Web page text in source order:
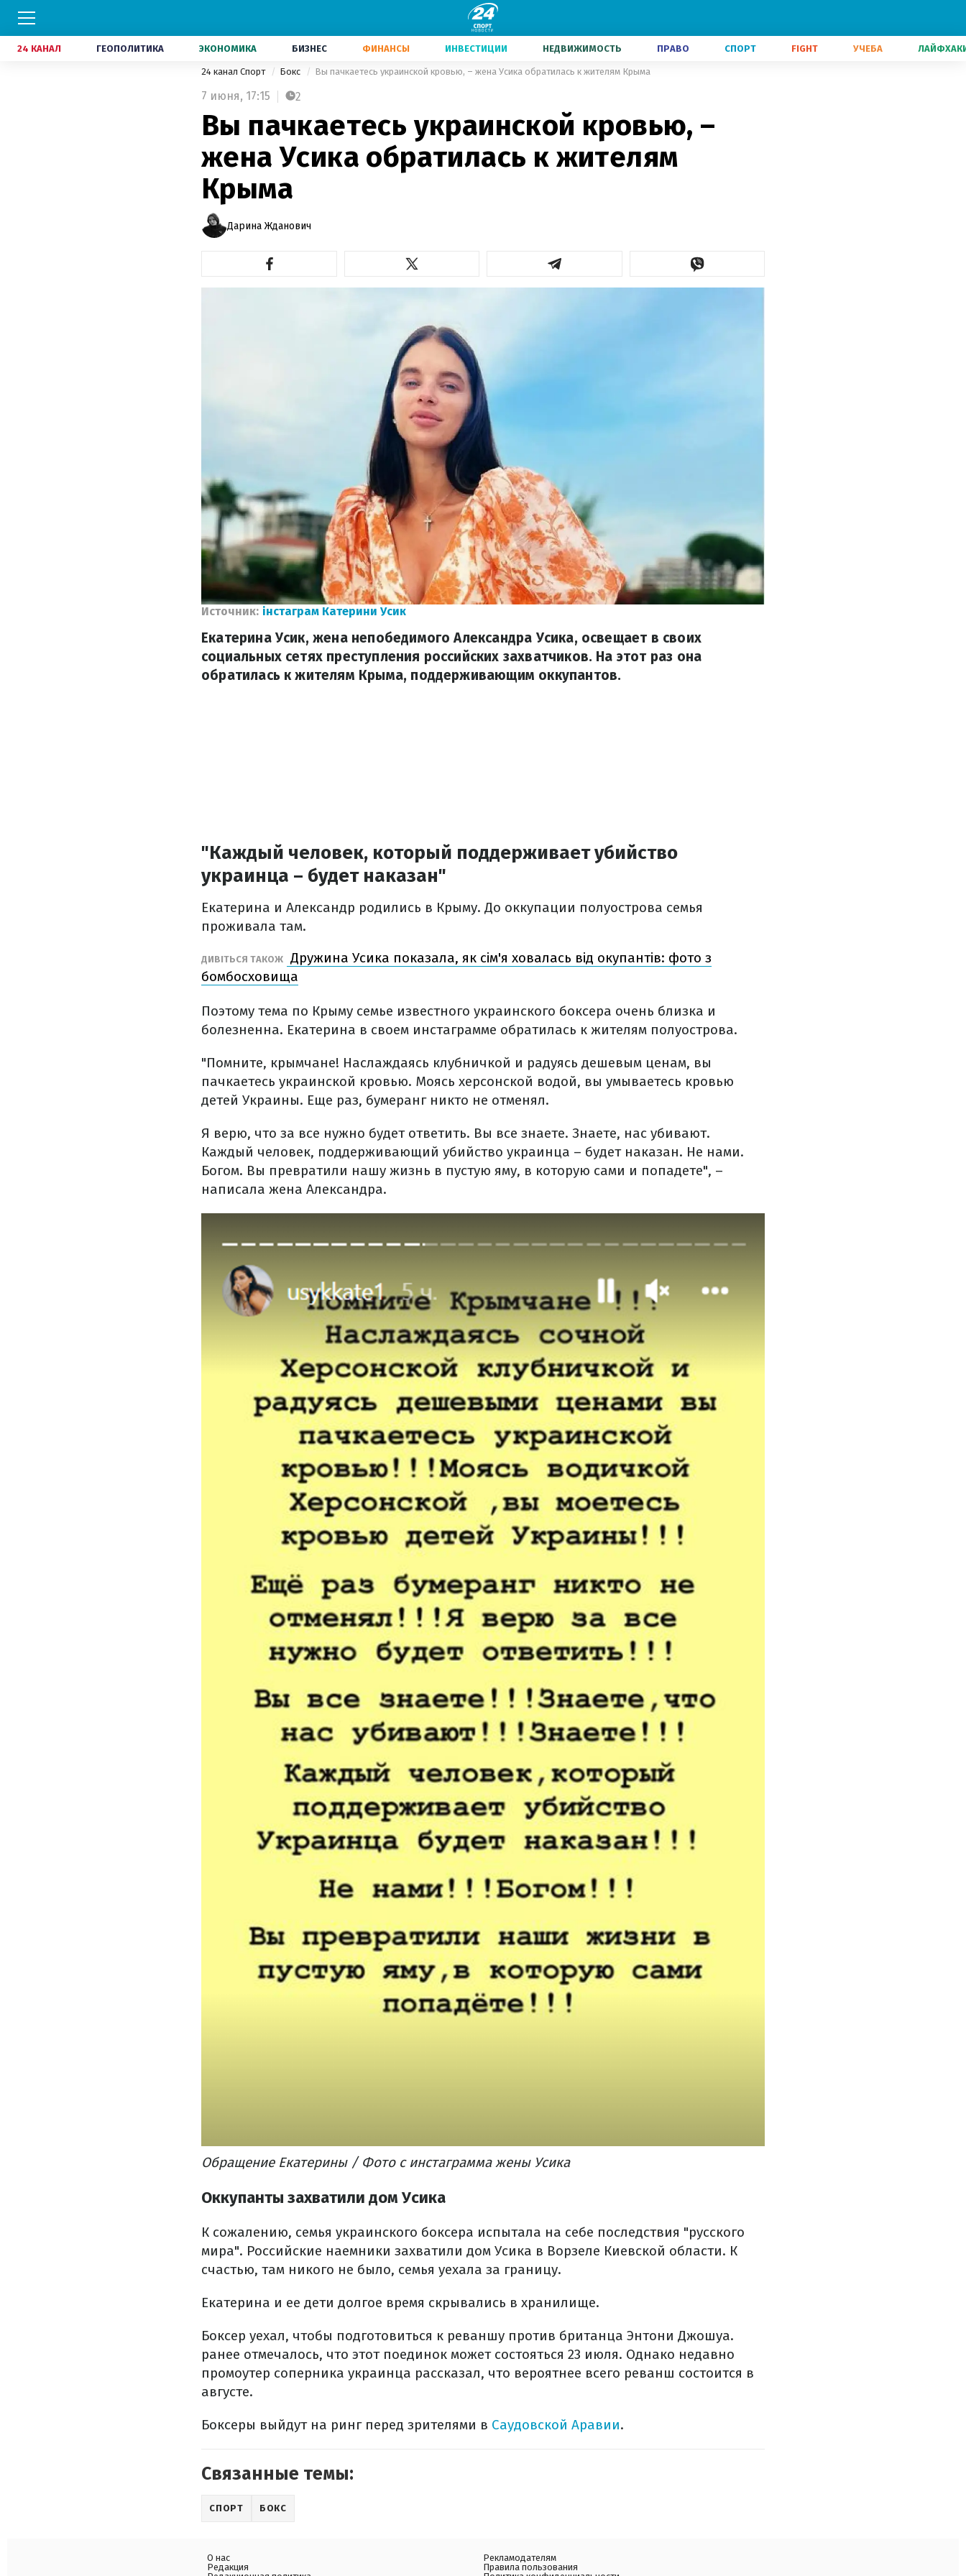
24 КАНАЛ ГЕОПОЛИТИКА ЭКОНОМИКА БИЗНЕС ФИНАНСЫ ИНВЕСТИЦИИ НЕДВИЖИМОСТЬ ПРАВО СПОРТ FIGHT УЧЕБА
24 канал Спорт Бокс Вы пачкаетесь украинской кровью, – жена Усика обратилась к жителям Крыма
7 июня, 17:15 2
Вы пачкаетесь украинской кровью, –
жена Усика обратилась к жителям
Крыма
Дарина Жданович
Источник: інстаграм Катерини Усик
Екатерина Усик, жена непобедимого Александра Усика, освещает в своих
социальных сетях преступления российских захватчиков. На этот раз она
обратилась к жителям Крыма, поддерживающим оккупантов.
"Каждый человек, который поддерживает убийство
украинца – будет наказан"
Екатерина и Александр родились в Крыму. До оккупации полуострова семья
проживала там.
ДИВІТЬСЯ ТАКОЖ
Дружина Усика показала, як сім'я ховалась від окупантів: фото з
бомбосховища
Поэтому тема по Крыму семье известного украинского боксера очень близка и
болезненна. Екатерина в своем инстаграмме обратилась к жителям полуострова.
"Помните, крымчане! Наслаждаясь клубничкой и радуясь дешевым ценам, вы
пачкаетесь украинской кровью. Моясь херсонской водой, вы умываетесь кровью
детей Украины. Еще раз, бумеранг никто не отменял.
Я верю, что за все нужно будет ответить. Вы все знаете. Знаете, нас убивают.
Каждый человек, поддерживающий убийство украинца – будет наказан. Не нами.
Богом. Вы превратили нашу жизнь в пустую яму, в которую сами и попадете", –
написала жена Александра.
Обращение Екатерины / Фото с инстаграмма жены Усика
Оккупанты захватили дом Усика
К сожалению, семья украинского боксера испытала на себе последствия "русского
мира". Российские наемники захватили дом Усика в Ворзеле Киевской области. К
счастью, там никого не было, семья уехала за границу.
Екатерина и ее дети долгое время скрывались в хранилище.
Боксер уехал, чтобы подготовиться к реваншу против британца Энтони Джошуа.
ранее отмечалось, что этот поединок может состояться 23 июля. Однако недавно
промоутер соперника украинца рассказал, что вероятнее всего реванш состоится в
августе.
Боксеры выйдут на ринг перед зрителями в Саудовской Аравии.
Связанные темы:
СПОРТ БОКС
О нас
Редакция
Рекламодателям
Правила пользования